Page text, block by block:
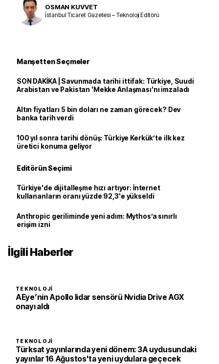
OSMAN KUVVET
İstanbul Ticaret Gazetesi – Teknoloji Editörü
Manşetten Seçmeler
SON DAKİKA | Savunmada tarihi ittifak: Türkiye, Suudi
Arabistan ve Pakistan 'Mekke Anlaşması'nı imzaladı
Altın fiyatları 5 bin doları ne zaman görecek? Dev
banka tarih verdi
100 yıl sonra tarihi dönüş: Türkiye Kerkük’te ilk kez
üretici konuma geliyor
Editörün Seçimi
Türkiye'de dijitalleşme hızı artıyor: İnternet
kullananların oranı yüzde 92,3'e yükseldi
Anthropic geriliminde yeni adım: Mythos’a sınırlı
erişim izni
İlgili Haberler
TEKNOLOJI
AEye’nin Apollo lidar sensörü Nvidia Drive AGX
onayı aldı
TEKNOLOJI
Türksat yayınlarında yeni dönem: 3A uydusundaki
yayınlar 16 Ağustos'ta yeni uydulara geçecek